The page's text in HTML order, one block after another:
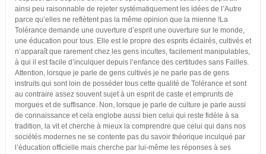
ainsi peu raisonnable de rejeter systématiquement les idées de l’Autre
parce qu’elles ne reflètent pas la même opinion que la mienne !La
Tolérance demande une ouverture d’esprit une ouverture sur le monde,
une éducation pour tous. Elle est le propre des esprits éclairés, cultivés et
n’apparaît que rarement chez les gens incultes, facilement manipulables,
à qui il est facile d’inculquer depuis l’enfance des certitudes sans Failles.
Attention, lorsque je parle de gens cultivés je ne parle pas de gens
instruits qui sont loin de posséder tous cette qualité de Tolérance et sont
au contraire assez souvent sujet à un esprit de caste et emprunts de
morgues et de suffisance. Non, lorsque je parle de culture je parle aussi
de connaissance et cela englobe aussi bien celui qui reste fidèle à sa
tradition, la vit et cherche à mieux la comprendre que celui qui dans nos
sociétés modernes ne se contente pas du savoir théorique inculqué par
l’éducation officielle mais cherche par lui-même les réponses à ses